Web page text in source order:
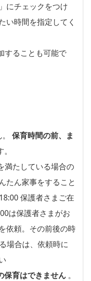
にチェックをつけ
い時間を指定してく
することも可能で
保育時間の前、ま
満たしている場合の
たん家事をすること
保護者さまご在
は保護者さまがお
依頼。その前後の時
場合は、依頼時に
保育はできません 。